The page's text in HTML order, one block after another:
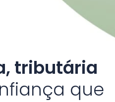
tributária
que